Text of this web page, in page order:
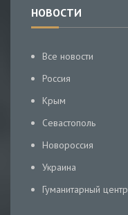
НОВОСТИ
Все новости
Россия
Крым
Севастополь
Новороссия
Украина
Гуманитарный центр